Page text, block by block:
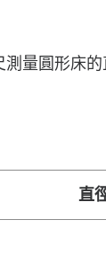
量圓形床
直